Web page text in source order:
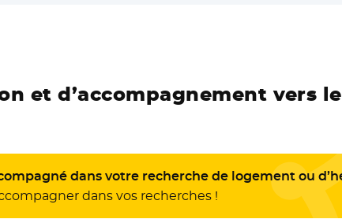
et d’accompagnement vers
dans votre recherche de logement ou
dans vos recherches !